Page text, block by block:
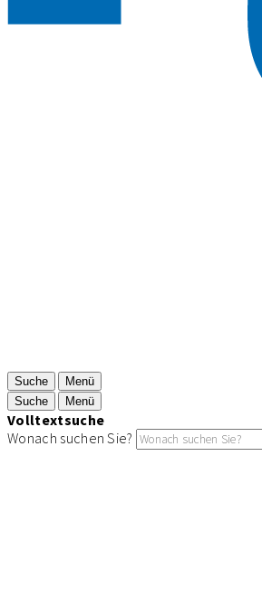
Suche
Menü
Suche
Menü
Volltextsuche
Wonach suchen Sie?